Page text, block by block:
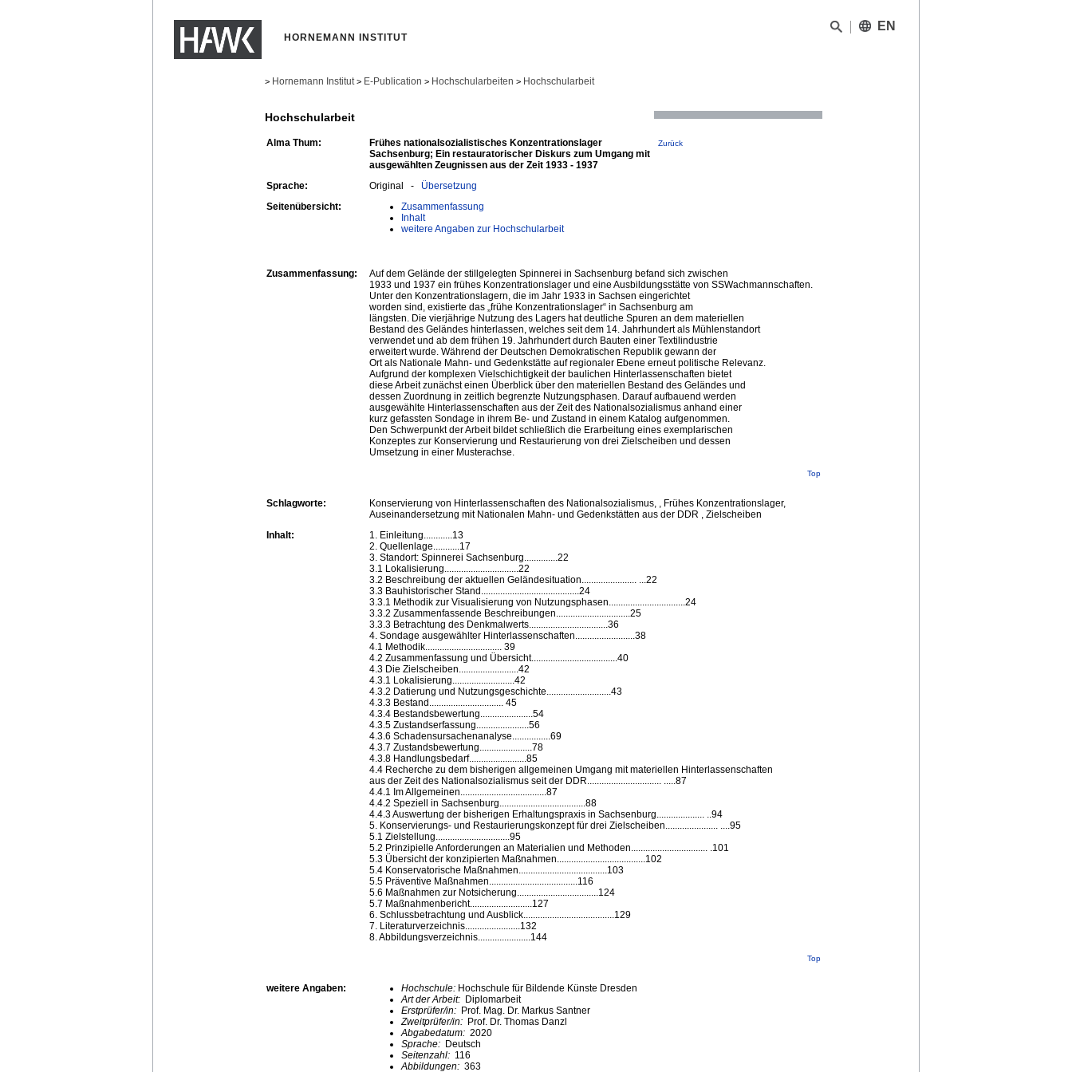
HORNEMANN INSTITUT
EN
> Hornemann Institut > E-Publication > Hochschularbeiten > Hochschularbeit
Hochschularbeit
Alma Thum:
Frühes nationalsozialistisches Konzentrationslager
Sachsenburg; Ein restauratorischer Diskurs zum Umgang mit
ausgewählten Zeugnissen aus der Zeit 1933 - 1937
Zurück
Sprache: Original - Übersetzung
Seitenübersicht:
Zusammenfassung
Inhalt
weitere Angaben zur Hochschularbeit
Zusammenfassung:
Auf dem Gelände der stillgelegten Spinnerei in Sachsenburg befand sich zwischen
1933 und 1937 ein frühes Konzentrationslager und eine Ausbildungsstätte von SSWachmannschaften.
Unter den Konzentrationslagern, die im Jahr 1933 in Sachsen eingerichtet
worden sind, existierte das „frühe Konzentrationslager“ in Sachsenburg am
längsten. Die vierjährige Nutzung des Lagers hat deutliche Spuren an dem materiellen
Bestand des Geländes hinterlassen, welches seit dem 14. Jahrhundert als Mühlenstandort
verwendet und ab dem frühen 19. Jahrhundert durch Bauten einer Textilindustrie
erweitert wurde. Während der Deutschen Demokratischen Republik gewann der
Ort als Nationale Mahn- und Gedenkstätte auf regionaler Ebene erneut politische Relevanz.
Aufgrund der komplexen Vielschichtigkeit der baulichen Hinterlassenschaften bietet
diese Arbeit zunächst einen Überblick über den materiellen Bestand des Geländes und
dessen Zuordnung in zeitlich begrenzte Nutzungsphasen. Darauf aufbauend werden
ausgewählte Hinterlassenschaften aus der Zeit des Nationalsozialismus anhand einer
kurz gefassten Sondage in ihrem Be- und Zustand in einem Katalog aufgenommen.
Den Schwerpunkt der Arbeit bildet schließlich die Erarbeitung eines exemplarischen
Konzeptes zur Konservierung und Restaurierung von drei Zielscheiben und dessen
Umsetzung in einer Musterachse.
Top
Schlagworte:
Konservierung von Hinterlassenschaften des Nationalsozialismus, , Frühes Konzentrationslager,
Auseinandersetzung mit Nationalen Mahn- und Gedenkstätten aus der DDR , Zielscheiben
Inhalt:
1. Einleitung............13
2. Quellenlage...........17
3. Standort: Spinnerei Sachsenburg..............22
3.1 Lokalisierung...............................22
3.2 Beschreibung der aktuellen Geländesituation....................... ...22
3.3 Bauhistorischer Stand.........................................24
3.3.1 Methodik zur Visualisierung von Nutzungsphasen................................24
3.3.2 Zusammenfassende Beschreibungen...............................25
3.3.3 Betrachtung des Denkmalwerts.................................36
4. Sondage ausgewählter Hinterlassenschaften.........................38
4.1 Methodik................................ 39
4.2 Zusammenfassung und Übersicht....................................40
4.3 Die Zielscheiben.........................42
4.3.1 Lokalisierung..........................42
4.3.2 Datierung und Nutzungsgeschichte...........................43
4.3.3 Bestand............................... 45
4.3.4 Bestandsbewertung......................54
4.3.5 Zustandserfassung......................56
4.3.6 Schadensursachenanalyse................69
4.3.7 Zustandsbewertung......................78
4.3.8 Handlungsbedarf........................85
4.4 Recherche zu dem bisherigen allgemeinen Umgang mit materiellen Hinterlassenschaften
aus der Zeit des Nationalsozialismus seit der DDR............................... .....87
4.4.1 Im Allgemeinen....................................87
4.4.2 Speziell in Sachsenburg....................................88
4.4.3 Auswertung der bisherigen Erhaltungspraxis in Sachsenburg.................... ..94
5. Konservierungs- und Restaurierungskonzept für drei Zielscheiben...................... ....95
5.1 Zielstellung...............................95
5.2 Prinzipielle Anforderungen an Materialien und Methoden................................ .101
5.3 Übersicht der konzipierten Maßnahmen.....................................102
5.4 Konservatorische Maßnahmen.....................................103
5.5 Präventive Maßnahmen.....................................116
5.6 Maßnahmen zur Notsicherung..................................124
5.7 Maßnahmenbericht..........................127
6. Schlussbetrachtung und Ausblick......................................129
7. Literaturverzeichnis.......................132
8. Abbildungsverzeichnis......................144
Top
weitere Angaben: Hochschule: Hochschule für Bildende Künste Dresden
Art der Arbeit: Diplomarbeit
Erstprüfer/in: Prof. Mag. Dr. Markus Santner
Zweitprüfer/in: Prof. Dr. Thomas Danzl
Abgabedatum: 2020
Sprache: Deutsch
Seitenzahl: 116
Abbildungen: 363